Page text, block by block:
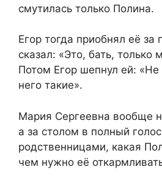
смутилась только Полина.
Егор тогда приобнял её за
сказал: «Это, бать, только
Потом Егор шепнул ей: «Не
него такие».
Мария Сергеевна вообще
а за столом в полный
родственницами, какая
чем нужно её